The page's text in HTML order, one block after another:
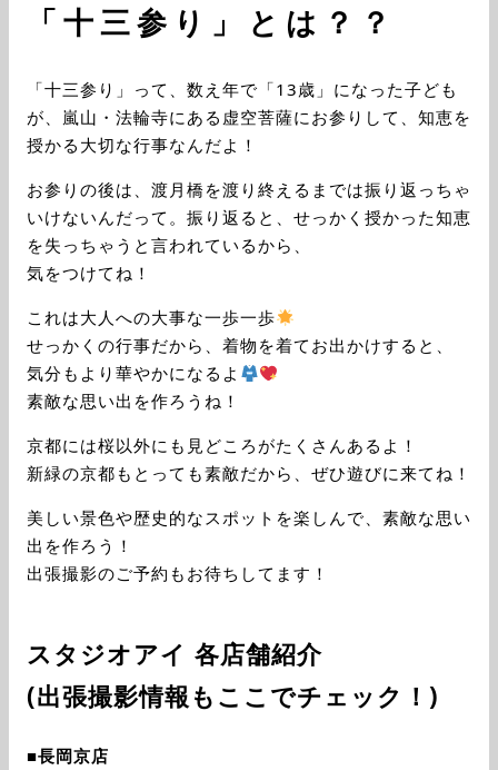
「十三参り」とは？？
「十三参り」って、数え年で「13歳」になった子ども
が、嵐山・法輪寺にある虚空菩薩にお参りして、知恵を
授かる大切な行事なんだよ！
お参りの後は、渡月橋を渡り終えるまでは振り返っちゃ
いけないんだって。振り返ると、せっかく授かった知恵
を失っちゃうと言われているから、
気をつけてね！
これは大人への大事な一歩一歩
せっかくの行事だから、着物を着てお出かけすると、
気分もより華やかになるよ
素敵な思い出を作ろうね！
京都には桜以外にも見どころがたくさんあるよ！
新緑の京都もとっても素敵だから、ぜひ遊びに来てね！
美しい景色や歴史的なスポットを楽しんで、素敵な思い
出を作ろう！
出張撮影のご予約もお待ちしてます！
スタジオアイ 各店舗紹介
(出張撮影情報もここでチェック！)
■長岡京店